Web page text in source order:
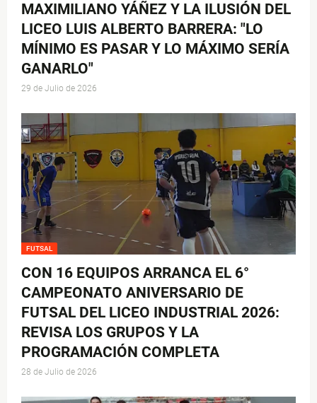
MAXIMILIANO YÁÑEZ Y LA ILUSIÓN DEL
LICEO LUIS ALBERTO BARRERA: "LO
MÍNIMO ES PASAR Y LO MÁXIMO SERÍA
GANARLO"
29 de Julio de 2026
FUTSAL
CON 16 EQUIPOS ARRANCA EL 6°
CAMPEONATO ANIVERSARIO DE
FUTSAL DEL LICEO INDUSTRIAL 2026:
REVISA LOS GRUPOS Y LA
PROGRAMACIÓN COMPLETA
28 de Julio de 2026